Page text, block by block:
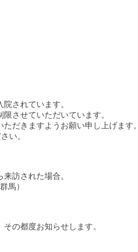
されています。
させていただいています。
だきますようお願い申し上げます。
い。
訪された場合。
馬）
の都度お知らせします。